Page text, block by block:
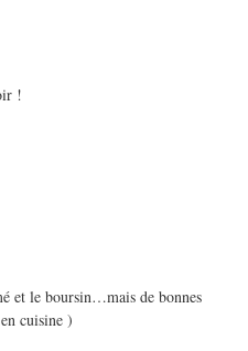
!
et le boursin…mais de bonnes
cuisine )